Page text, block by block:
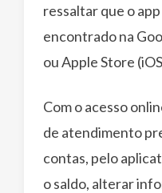
ressaltar que o
encontrado na
ou Apple Store
Com o acesso
de atendimento
contas, pelo
o saldo, alterar